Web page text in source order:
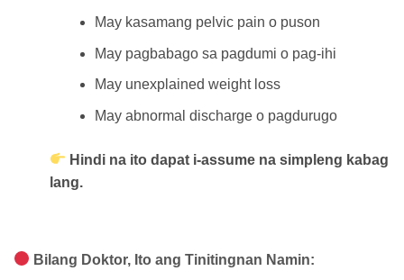
May kasamang pelvic pain o puson
May pagbabago sa pagdumi o pag-ihi
May unexplained weight loss
May abnormal discharge o pagdurugo
Hindi na ito dapat i-assume na simpleng kabag
lang.
Bilang Doktor, Ito ang Tinitingnan Namin: